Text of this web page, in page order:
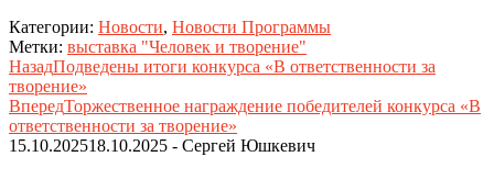
Категории: Новости, Новости Программы
Метки: выставка "Человек и творение"
НазадПодведены итоги конкурса «В ответственности за
творение»
ВпередТоржественное награждение победителей конкурса «В
ответственности за творение»
15.10.202518.10.2025 - Сергей Юшкевич